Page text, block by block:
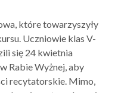
które towarzyszyły
Uczniowie klas V-
się 24 kwietnia
Rabie Wyżnej, aby
recytatorskie. Mimo,